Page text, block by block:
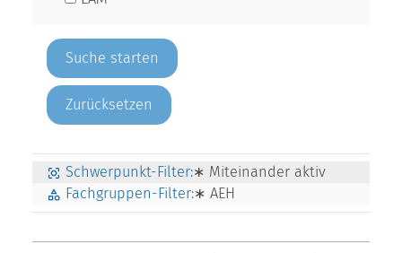
Zurücksetzen
Schwerpunkt-Filter:∗ Miteinander aktiv
Fachgruppen-Filter:∗ AEH